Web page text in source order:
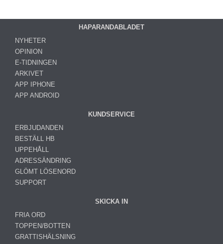
HAPARANDABLADET
NYHETER
OPINION
E-TIDNINGEN
ARKIVET
APP IPHONE
APP ANDROID
KUNDSERVICE
ERBJUDANDEN
BESTÄLL HB
UPPEHÅLL
ADRESSÄNDRING
GLÖMT LÖSENORD
SUPPORT
SKICKA IN
FRIA ORD
TOPPEN/BOTTEN
GRATTISHÄLSNING